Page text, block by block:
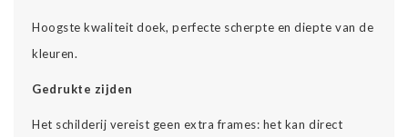
Hoogste kwaliteit doek, perfecte scherpte en diepte van de
kleuren.
Gedrukte zijden
Het schilderij vereist geen extra frames: het kan direct